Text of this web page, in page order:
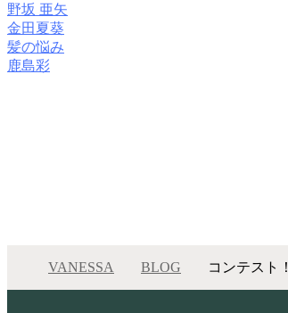
野坂 亜矢
金田夏葵
髪の悩み
鹿島彩
VANESSA BLOG コンテスト！